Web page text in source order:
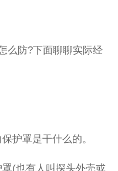
么防?下面聊聊实际经
护罩是干什么的。
(也有人叫探头外壳或